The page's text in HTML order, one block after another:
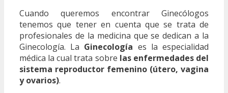
Cuando queremos encontrar Ginecólogos
tenemos que tener en cuenta que se trata de
profesionales de la medicina que se dedican a la
Ginecología. La Ginecología es la especialidad
médica la cual trata sobre las enfermedades del
sistema reproductor femenino (útero, vagina
y ovarios).